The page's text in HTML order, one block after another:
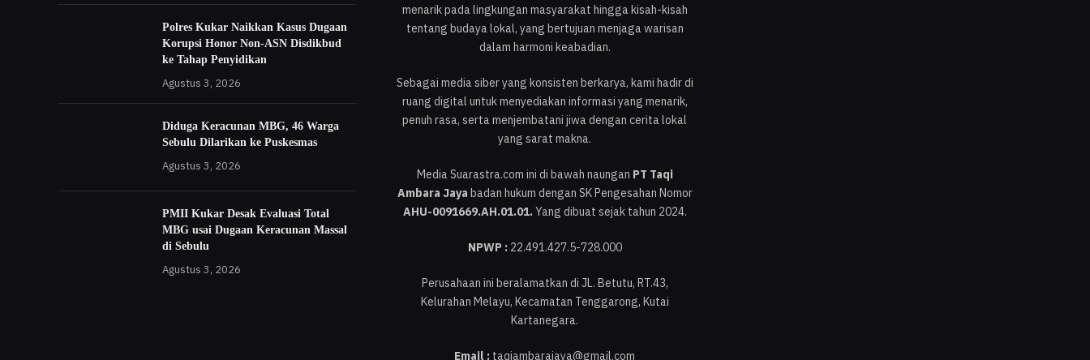
Polres Kukar Naikkan Kasus Dugaan
Korupsi Honor Non-ASN Disdikbud
ke Tahap Penyidikan
Agustus 3, 2026
Diduga Keracunan MBG, 46 Warga
Sebulu Dilarikan ke Puskesmas
Agustus 3, 2026
PMII Kukar Desak Evaluasi Total
MBG usai Dugaan Keracunan Massal
di Sebulu
Agustus 3, 2026
menarik pada lingkungan masyarakat hingga kisah-kisah
tentang budaya lokal, yang bertujuan menjaga warisan
dalam harmoni keabadian.
Sebagai media siber yang konsisten berkarya, kami hadir di
ruang digital untuk menyediakan informasi yang menarik,
penuh rasa, serta menjembatani jiwa dengan cerita lokal
yang sarat makna.
Media Suarastra.com ini di bawah naungan PT Taqi
Ambara Jaya badan hukum dengan SK Pengesahan Nomor
AHU-0091669.AH.01.01.Yang dibuat sejak tahun 2024.
NPWP :22.491.427.5-728.000
Perusahaan ini beralamatkan di JL. Betutu, RT.43,
Kelurahan Melayu, Kecamatan Tenggarong, Kutai
Kartanegara.
Email : taqiambarajaya@gmail.com